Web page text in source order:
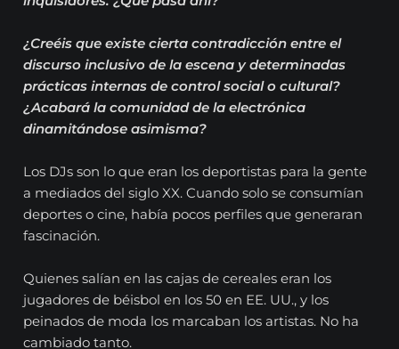
¿Creéis que existe cierta contradicción entre el
discurso inclusivo de la escena y determinadas
prácticas internas de control social o cultural?
¿Acabará la comunidad de la electrónica
dinamitándose asimisma?
Los DJs son lo que eran los deportistas para la gente
a mediados del siglo XX. Cuando solo se consumían
deportes o cine, había pocos perfiles que generaran
fascinación.
Quienes salían en las cajas de cereales eran los
jugadores de béisbol en los 50 en EE. UU., y los
peinados de moda los marcaban los artistas. No ha
cambiado tanto.